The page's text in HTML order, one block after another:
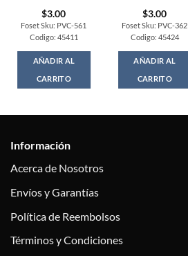
$3.00
Foset Sku: PVC-561
Codigo: 45411
AÑADIR AL
CARRITO
$3.00
Foset Sku: PVC-362
Codigo: 45424
AÑADIR AL
CARRITO
Información
Acerca de Nosotros
Envíos y Garantías
Política de Reembolsos
Términos y Condiciones